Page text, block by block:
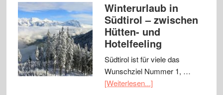
Winterurlaub in
Südtirol – zwischen
Hütten- und
Hotelfeeling
Südtirol ist für viele das
Wunschziel Nummer 1, …
[Weiterlesen...]